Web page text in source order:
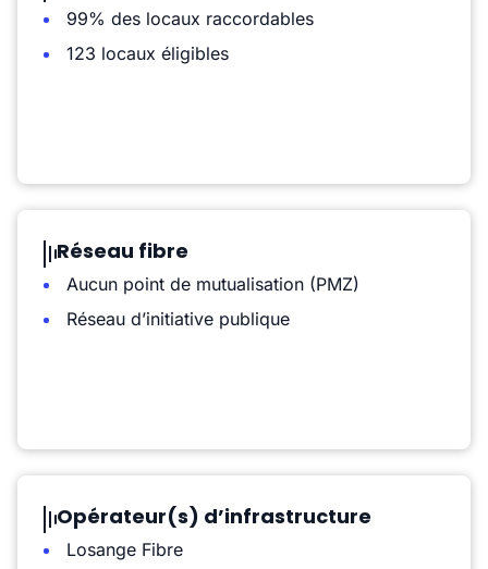
99% des locaux raccordables
123 locaux éligibles
Réseau fibre
Aucun point de mutualisation (PMZ)
Réseau d’initiative publique
Opérateur(s) d’infrastructure
Losange Fibre